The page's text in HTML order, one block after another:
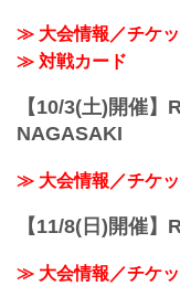
≫ 大会情報／チケッ
≫ 対戦カード
【10/3(土)開催
NAGASAKI
≫ 大会情報／チケッ
【11/8(日)開催
≫ 大会情報／チケッ